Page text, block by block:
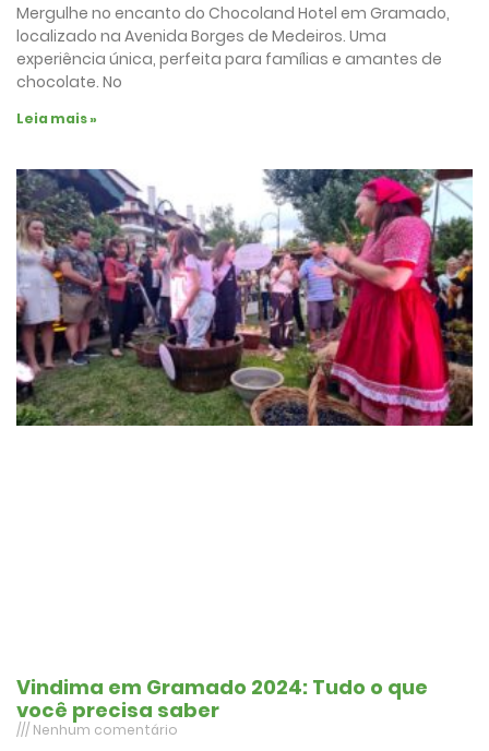
Mergulhe no encanto do Chocoland Hotel em Gramado,
localizado na Avenida Borges de Medeiros. Uma
experiência única, perfeita para famílias e amantes de
chocolate. No
Leia mais »
Vindima em Gramado 2024: Tudo o que
você precisa saber
Nenhum comentário